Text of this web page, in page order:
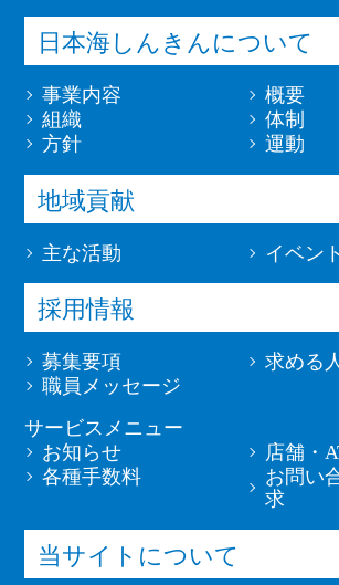
日本海しんきんについて
事業内容
概要
組織
体制
方針
運動
地域貢献
主な活動 イベント
採用情報
募集要項
求める
職員メッセージ
サービスメニュー
お知らせ
店舗・
各種手数料
お問い
求
当サイトについて